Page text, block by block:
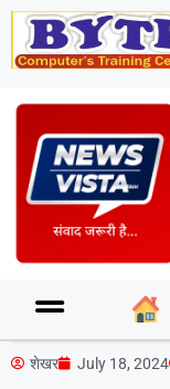
शेखर July 18, 2024